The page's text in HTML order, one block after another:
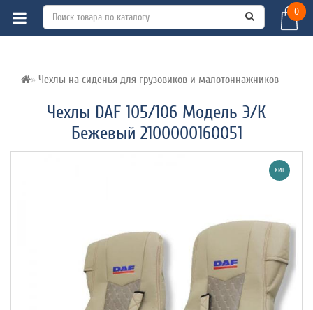
0
Чехлы на сиденья для грузовиков и малотоннажников
Чехлы DAF 105/106 Модель Э/К
Бежевый 2100000160051
ВСЕ О ТОВАРЕ ХАРАКТЕРИСТИКИ
ХИТ